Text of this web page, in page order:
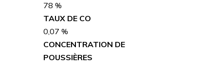
78 %
TAUX DE CO
0,07 %
CONCENTRATION DE
POUSSIÈRES